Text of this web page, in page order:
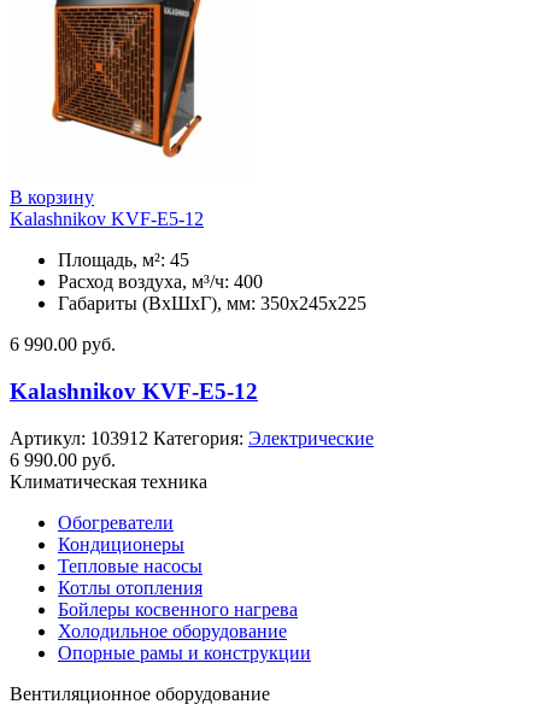
В корзину
Kalashnikov KVF-E5-12
Площадь, м²: 45
Расход воздуха, м³/ч: 400
Габариты (ВхШхГ), мм: 350x245x225
6 990.00 руб.
Kalashnikov KVF-E5-12
Артикул: 103912 Категория: Электрические
6 990.00 руб.
Климатическая техника
Обогреватели
Кондиционеры
Тепловые насосы
Котлы отопления
Бойлеры косвенного нагрева
Холодильное оборудование
Опорные рамы и конструкции
Вентиляционное оборудование